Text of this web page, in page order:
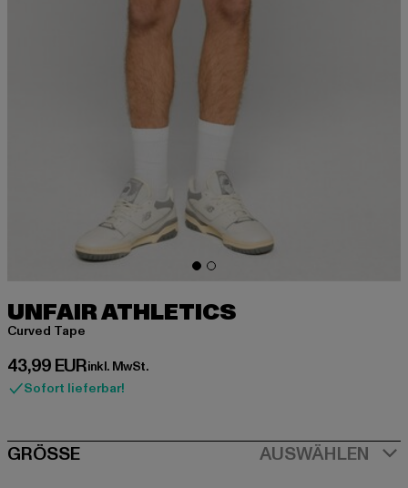
UNFAIR ATHLETICS
Curved Tape
43,99 EUR
Derzeitiger Preis: 43,99 EUR
inkl. MwSt.
Sofort lieferbar!
SIZE
GRÖSSE AUSWÄHLEN